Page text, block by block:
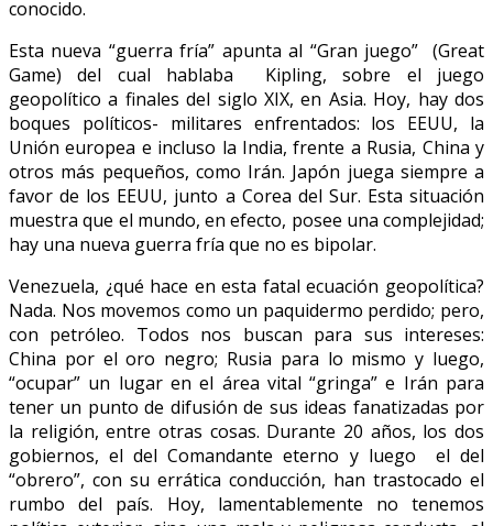
conocido.
Esta nueva “guerra fría” apunta al “Gran juego” (Great
Game) del cual hablaba Kipling, sobre el juego
geopolítico a finales del siglo XIX, en Asia. Hoy, hay dos
boques políticos- militares enfrentados: los EEUU, la
Unión europea e incluso la India, frente a Rusia, China y
otros más pequeños, como Irán. Japón juega siempre a
favor de los EEUU, junto a Corea del Sur. Esta situación
muestra que el mundo, en efecto, posee una complejidad;
hay una nueva guerra fría que no es bipolar.
Venezuela, ¿qué hace en esta fatal ecuación geopolítica?
Nada. Nos movemos como un paquidermo perdido; pero,
con petróleo. Todos nos buscan para sus intereses:
China por el oro negro; Rusia para lo mismo y luego,
“ocupar” un lugar en el área vital “gringa” e Irán para
tener un punto de difusión de sus ideas fanatizadas por
la religión, entre otras cosas. Durante 20 años, los dos
gobiernos, el del Comandante eterno y luego el del
“obrero”, con su errática conducción, han trastocado el
rumbo del país. Hoy, lamentablemente no tenemos